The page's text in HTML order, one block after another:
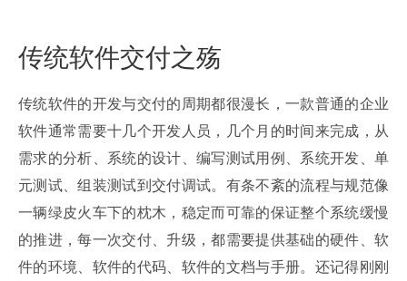
传统软件交付之殇
传统软件的开发与交付的周期都很漫长，一款普通的企业
软件通常需要十几个开发人员，几个月的时间来完成，从
需求的分析、系统的设计、编写测试用例、系统开发、单
元测试、组装测试到交付调试。有条不紊的流程与规范像
一辆绿皮火车下的枕木，稳定而可靠的保证整个系统缓慢
的推进，每一次交付、升级，都需要提供基础的硬件、软
件的环境、软件的代码、软件的文档与手册。还记得刚刚